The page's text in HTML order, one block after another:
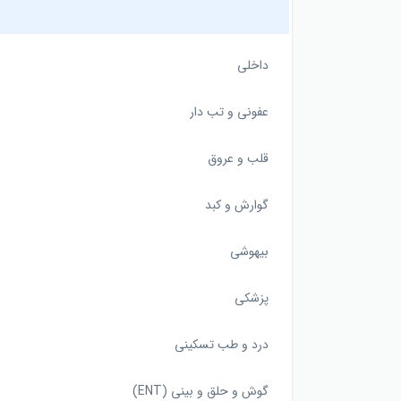
داخلی
عفونی و تب دار
قلب و عروق
گوارش و کبد
بیهوشی
پزشکی
درد و طب تسکینی
گوش و حلق و بینی (ENT)